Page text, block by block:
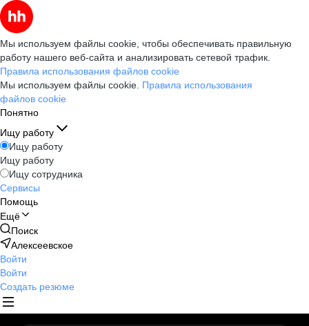
Мы используем файлы cookie, чтобы обеспечивать правильную
работу нашего веб-сайта и анализировать сетевой трафик.
Правила использования файлов cookie
Мы используем файлы cookie. Правила использования
файлов cookie
Понятно
Ищу работу
Ищу работу
Ищу работу
Ищу сотрудника
Сервисы
Помощь
Ещё
Поиск
Алексеевское
Войти
Войти
Создать резюме